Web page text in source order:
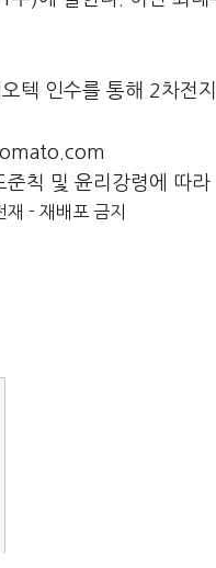
텍 인수를 통해 2차전
칙 및 윤리강령에 따
- 재배포 금지